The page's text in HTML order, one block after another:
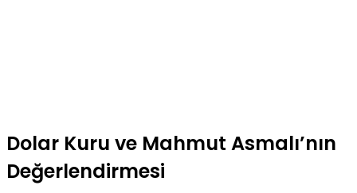
Dolar Kuru ve Mahmut Asmalı’nın
Değerlendirmesi